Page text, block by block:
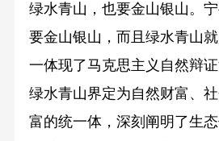
绿水青山，也要金山银山。
要金山银山，而且绿水青山
一体现了马克思主义自然辩
绿水青山界定为自然财富、
富的统一体，深刻阐明了生